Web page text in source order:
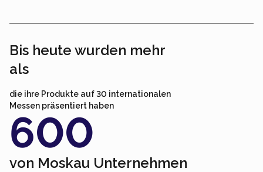
Bis heute wurden mehr
als
die ihre Produkte auf 30 internationalen
Messen präsentiert haben
600
von Moskau Unternehmen